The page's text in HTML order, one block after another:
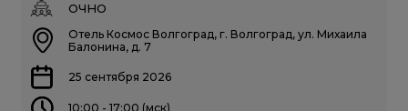
ОЧНО
Отель Космос Волгоград, г. Волгоград, ул. Михаила
Балонина, д. 7
25 сентября 2026
10:00 - 17:00 (мск)